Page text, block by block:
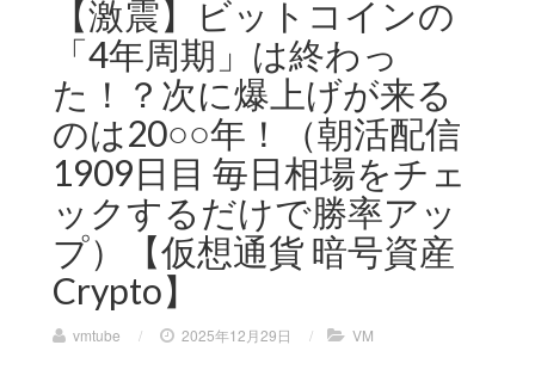
【激震】ビットコインの
「4年周期」は終わっ
た！？次に爆上げが来る
のは20○○年！（朝活配信
1909日目 毎日相場をチェ
ックするだけで勝率アッ
プ）【仮想通貨 暗号資産
Crypto】
vmtube / 2025年12月29日 / VM